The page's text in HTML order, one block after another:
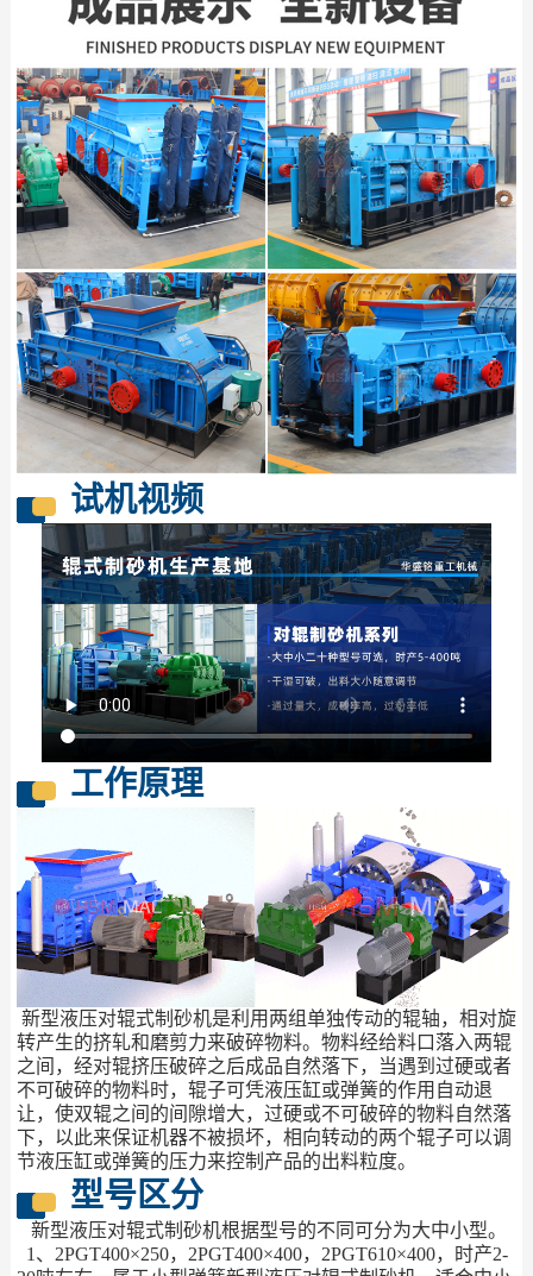
试机视频
工作原理
新型液压对辊式制砂机是利用两组单独传动的辊轴，相对旋
转产生的挤轧和磨剪力来破碎物料。物料经给料口落入两辊
之间，经对辊挤压破碎之后成品自然落下，当遇到过硬或者
不可破碎的物料时，辊子可凭液压缸或弹簧的作用自动退
让，使双辊之间的间隙增大，过硬或不可破碎的物料自然落
下，以此来保证机器不被损坏，相向转动的两个辊子可以调
节液压缸或弹簧的压力来控制产品的出料粒度。
型号区分
新型液压对辊式制砂机根据型号的不同可分为大中小型。
1、2PGT400×250，2PGT400×400，2PGT610×400，时产2-